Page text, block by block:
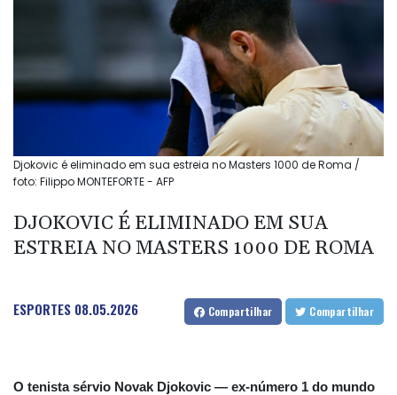
Djokovic é eliminado em sua estreia no Masters 1000 de Roma /
foto: Filippo MONTEFORTE - AFP
DJOKOVIC É ELIMINADO EM SUA
ESTREIA NO MASTERS 1000 DE ROMA
ESPORTES 08.05.2026 Compartilhar Compartilhar
O tenista sérvio Novak Djokovic — ex-número 1 do mundo